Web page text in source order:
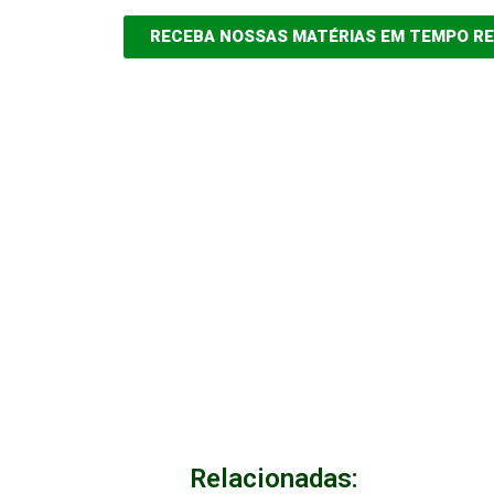
RECEBA NOSSAS MATÉRIAS EM TEMPO
Relacionadas: